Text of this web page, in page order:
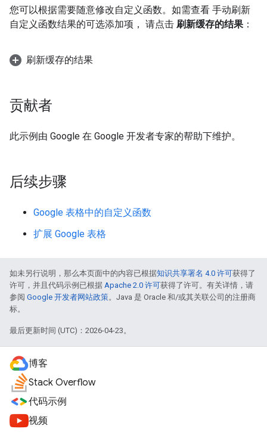
您可以根据需要随意修改自定义函数。如需查看 手动刷新
自定义函数结果的可选添加项， 请点击 刷新缓存的结果 ：
刷新缓存的结果
贡献者
此示例由 Google 在 Google 开发者专家的帮助下维护。
后续步骤
Google 表格中的自定义函数
扩展 Google 表格
如未另行说明，那么本页面中的内容已根据知识共享署名 4.0 许可获得了
许可，并且代码示例已根据 Apache 2.0 许可获得了许可。有关详情，请
参阅 Google 开发者网站政策。Java 是 Oracle 和/或其关联公司的注册商
标。
最后更新时间 (UTC)：2026-04-23。
博客
Stack Overflow
代码示例
视频